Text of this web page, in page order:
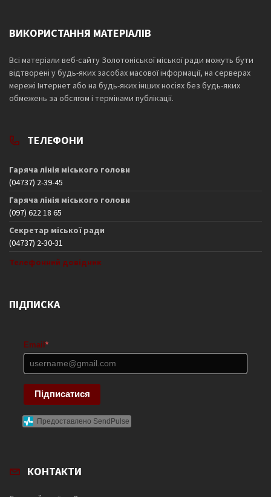
ВИКОРИСТАННЯ МАТЕРІАЛІВ
Всі матеріали веб-сайту Золотоніської міської ради можуть бути
відтворені у будь-яких засобах масової інформації, на серверах
мережі Інтернет або на будь-яких інших носіях без будь-яких
обмежень за обсягом і термінами публікації.
ТЕЛЕФОНИ
Гаряча лінія міського голови
(04737) 2-39-45
Гаряча лінія міського голови
(097) 622 18 65
Секретар міської ради
(04737) 2-30-31
Телефонний довідник
ПІДПИСКА
Email *
Підписатися
Предоставлено SendPulse
КОНТАКТИ